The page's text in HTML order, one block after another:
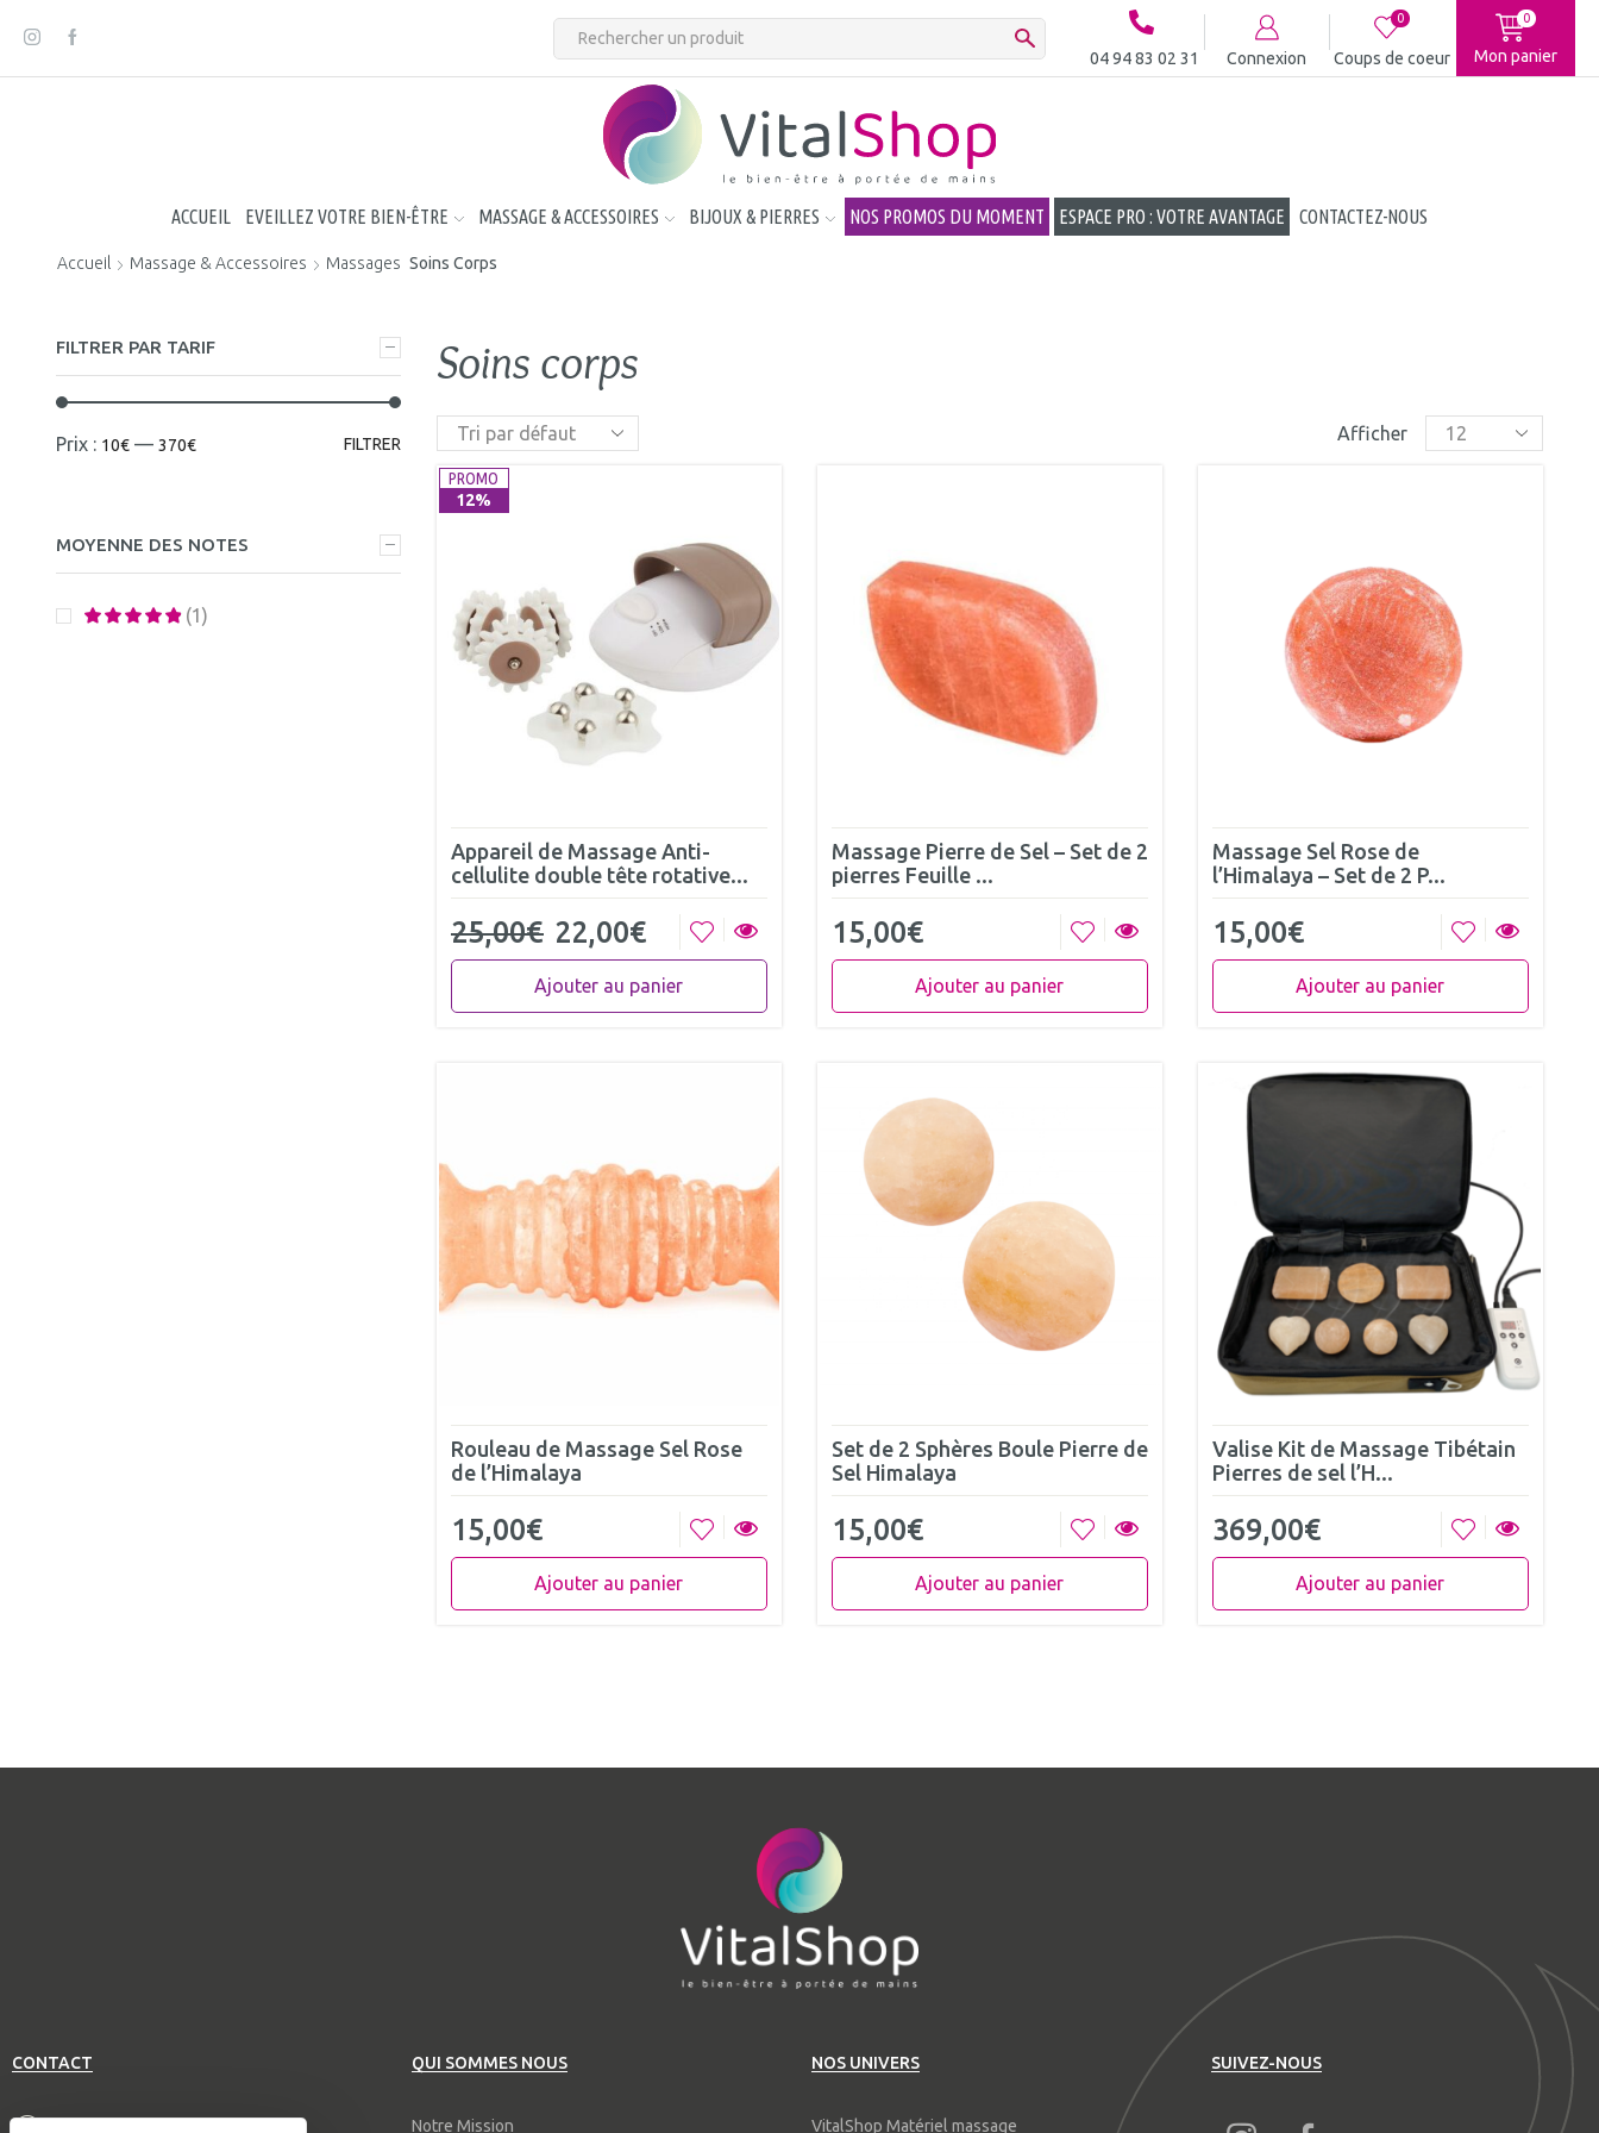
04 94 83 02 31 Connexion
0
Coups de coeur
0
Mon panier
ACCUEIL EVEILLEZ VOTRE BIEN-ÊTRE MASSAGE & ACCESSOIRES BIJOUX & PIERRES NOS PROMOS DU MOMENT ESPACE PRO : VOTRE AVANTAGE CONTACTEZ-NOUS
Accueil Massage & Accessoires Massages Soins Corps
Soins corps
Afficher
PROMO
12%
Appareil de Massage Anti-
cellulite double tête rotative...
25,00€ 22,00€
Ajouter au panier
Massage Pierre de Sel – Set de 2
pierres Feuille ...
15,00€
Ajouter au panier
Massage Sel Rose de
l’Himalaya – Set de 2 P...
15,00€
Ajouter au panier
Rouleau de Massage Sel Rose
de l’Himalaya
15,00€
Ajouter au panier
Set de 2 Sphères Boule Pierre de
Sel Himalaya
15,00€
Ajouter au panier
Valise Kit de Massage Tibétain
Pierres de sel l’H...
369,00€
Ajouter au panier
FILTRER PAR TARIF
FILTRER
Prix : 10€ — 370€
MOYENNE DES NOTES
(1)
CONTACT QUI SOMMES NOUS
Notre Mission
NOS UNIVERS
VitalShop Matériel massage
SUIVEZ-NOUS